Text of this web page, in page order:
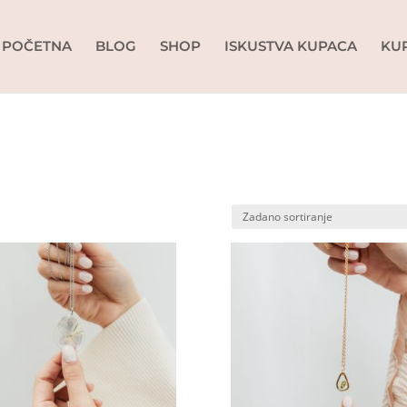
POČETNA BLOG SHOP ISKUSTVA KUPACA